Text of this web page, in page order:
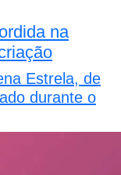
na
Estrela, de
durante o